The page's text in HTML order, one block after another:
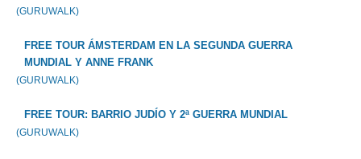
(GURUWALK)
FREE TOUR ÁMSTERDAM EN LA SEGUNDA GUERRA
MUNDIAL Y ANNE FRANK
(GURUWALK)
FREE TOUR: BARRIO JUDÍO Y 2ª GUERRA MUNDIAL
(GURUWALK)